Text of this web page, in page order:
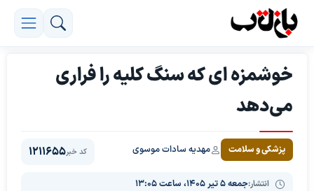
خوشمزه ای که سنگ کلیه را فراری
می‌دهد
پزشکی و سلامت مهدیه سادات موسوی
انتشار:جمعه ۵ تیر ۱۴۰۵، ساعت ۱۳:۰۵
کد خبر1211655